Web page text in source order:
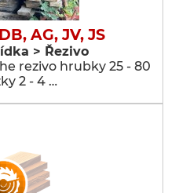
AG, JV, JS
> Řezivo
rezivo hrubky 25 - 80
2 - 4 …